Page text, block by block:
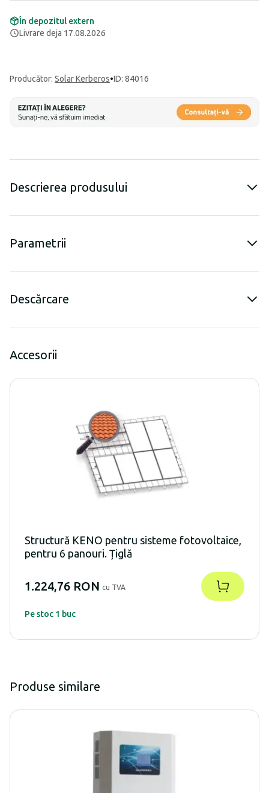
În depozitul extern
Livrare deja 17.08.2026
Producător: Solar Kerberos•ID: 84016
Descrierea produsului
Parametrii
Descărcare
Accesorii
Structură KENO pentru sisteme fotovoltaice,
pentru 6 panouri. Țiglă
1.224,76 RON cu TVA
Pe stoc 1 buc
Produse similare